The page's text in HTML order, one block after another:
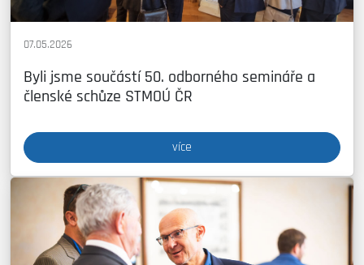
07.05.2026
Byli jsme součástí 50. odborného semináře a
členské schůze STMOÚ ČR
více